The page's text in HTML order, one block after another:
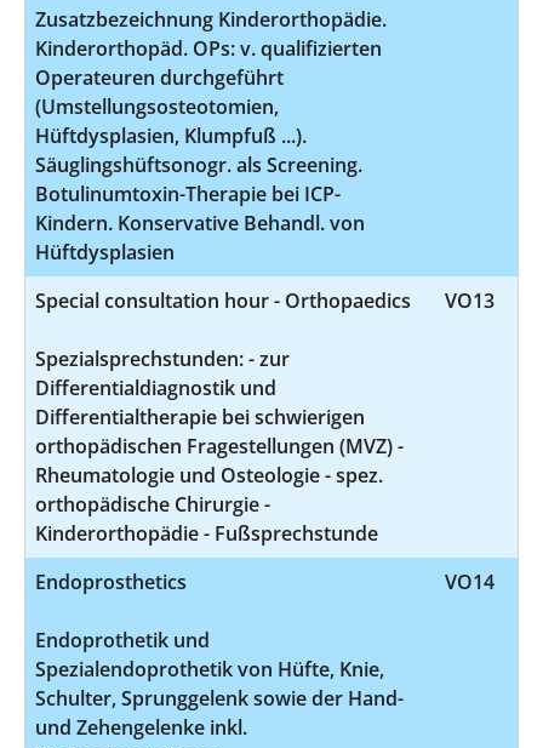
Zusatzbezeichnung Kinderorthopädie.
Kinderorthopäd. OPs: v. qualifizierten
Operateuren durchgeführt
(Umstellungsosteotomien,
Hüftdysplasien, Klumpfuß ...).
Säuglingshüftsonogr. als Screening.
Botulinumtoxin-Therapie bei ICP-
Kindern. Konservative Behandl. von
Hüftdysplasien
Special consultation hour - Orthopaedics
Spezialsprechstunden: - zur
Differentialdiagnostik und
Differentialtherapie bei schwierigen
orthopädischen Fragestellungen (MVZ) -
Rheumatologie und Osteologie - spez.
orthopädische Chirurgie -
Kinderorthopädie - Fußsprechstunde
VO13
Endoprosthetics
Endoprothetik und
Spezialendoprothetik von Hüfte, Knie,
Schulter, Sprunggelenk sowie der Hand-
und Zehengelenke inkl.
VO14